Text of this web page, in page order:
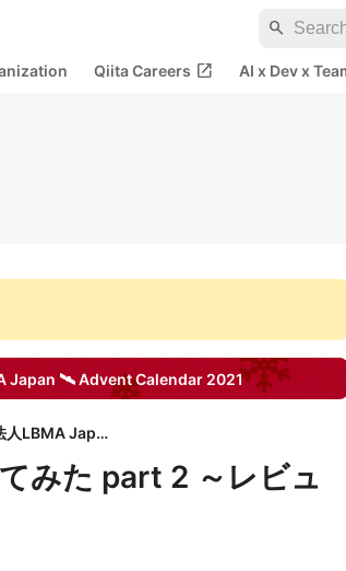
search
Qiita Careers open_in_new AI x Dev x
Japan 🛰Advent Calendar 2021
一般社団法人LBMA Japan
みた part 2 ～レビュ